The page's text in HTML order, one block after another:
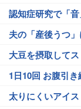
認知症研究で「
夫の「産後うつ
大豆を摂取して
1日10回 お腹引
太りにくいアイ